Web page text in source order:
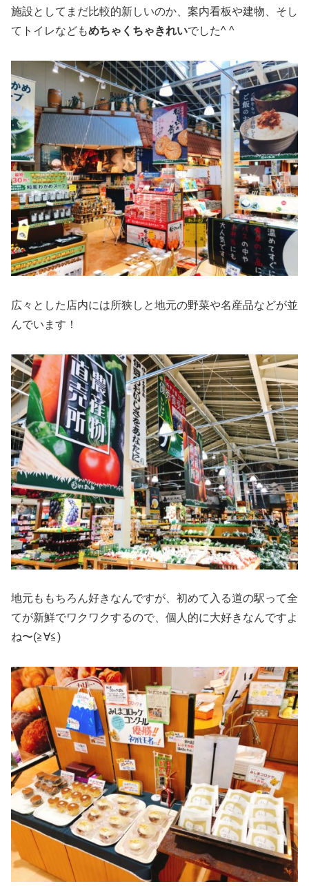
施設としてまだ比較的新しいのか、案内看板や建物、そし
てトイレなどもめちゃくちゃきれいでした^ ^
広々とした店内には所狭しと地元の野菜や名産品などが並
んでいます！
地元ももちろん好きなんですが、初めて入る道の駅って全
てが新鮮でワクワクするので、個人的に大好きなんですよ
ね〜(≧∀≦)